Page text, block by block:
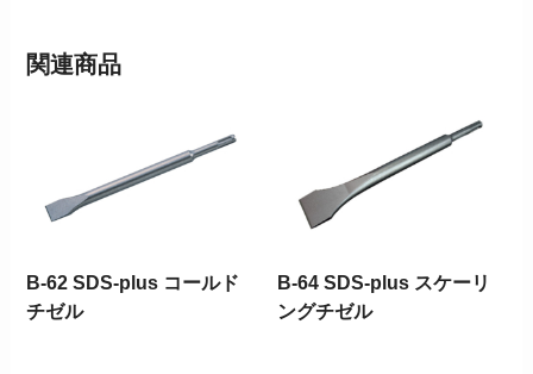
関連商品
B-62 SDS-plus コールド
チゼル
B-64 SDS-plus スケーリ
ングチゼル